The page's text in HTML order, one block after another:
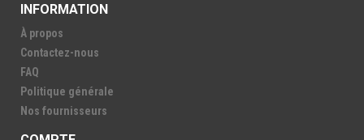
INFORMATION
À propos
Contactez-nous
FAQ
Politique générale
Nos fournisseurs